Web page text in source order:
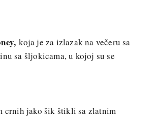
koja je za izlazak na večeru sa
sa šljokicama, u kojoj su se
crnih jako šik štikli sa zlatnim